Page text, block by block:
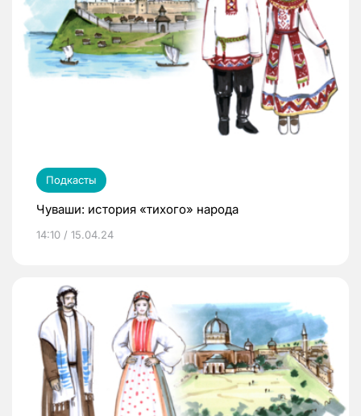
Подкасты
Чуваши: история «тихого» народа
14:10 / 15.04.24